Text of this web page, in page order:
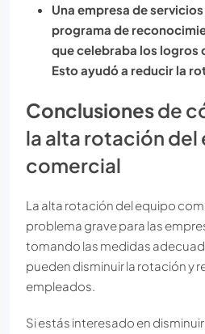
Una empresa de
programa de
que celebraba los logros
Esto ayudó a reducir la
Conclusionesde
la alta rotación del
comercial
La alta rotación del equipo
problema grave para las
tomando las medidas
pueden disminuir la rotación y
empleados.
Si estás interesado en